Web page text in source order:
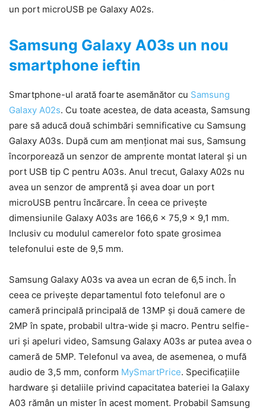
un port microUSB pe Galaxy A02s.
Samsung Galaxy A03s un nou
smartphone ieftin
Smartphone-ul arată foarte asemănător cu Samsung
Galaxy A02s. Cu toate acestea, de data aceasta, Samsung
pare să aducă două schimbări semnificative cu Samsung
Galaxy A03s. După cum am menționat mai sus, Samsung
încorporează un senzor de amprente montat lateral și un
port USB tip C pentru A03s. Anul trecut, Galaxy A02s nu
avea un senzor de amprentă și avea doar un port
microUSB pentru încărcare. În ceea ce privește
dimensiunile Galaxy A03s are 166,6 x 75,9 x 9,1 mm.
Inclusiv cu modulul camerelor foto spate grosimea
telefonului este de 9,5 mm.
Samsung Galaxy A03s va avea un ecran de 6,5 inch. În
ceea ce privește departamentul foto telefonul are o
cameră principală principală de 13MP și două camere de
2MP în spate, probabil ultra-wide și macro. Pentru selfie-
uri și apeluri video, Samsung Galaxy A03s ar putea avea o
cameră de 5MP. Telefonul va avea, de asemenea, o mufă
audio de 3,5 mm, conform MySmartPrice. Specificațiile
hardware și detaliile privind capacitatea bateriei la Galaxy
A03 rămân un mister în acest moment. Probabil Samsung